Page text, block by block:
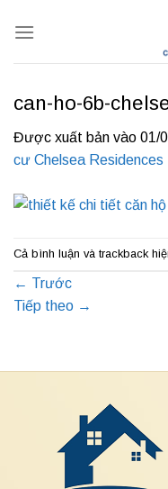
qua
can-ho-6b-
Được xuất bản vào 01/
cư Chelsea Residences
Cả bình luận và trackback
← Trước
Tiếp theo →